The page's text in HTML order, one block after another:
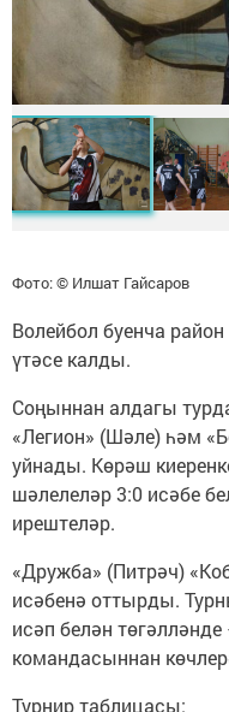
Фото: © Илшат Гайсаров
Волейбол буенча
үтәсе калды.
Соңыннан алдагы
«Легион» (Шәле) һәм
уйнады. Көрәш
шәлелеләр 3:0 исәбе
ирештеләр.
«Дружба» (Питрәч)
исәбенә оттырды.
исәп белән
командасыннан
Турнир таблицасы: